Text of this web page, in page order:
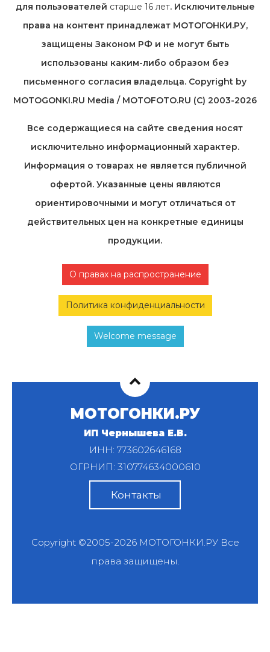
для пользователей старше 16 лет. Исключительные
права на контент принадлежат МОТОГОНКИ.РУ,
защищены Законом РФ и не могут быть
использованы каким-либо образом без
письменного согласия владельца. Copyright by
MOTOGONKI.RU Media / MOTOFOTO.RU (C) 2003-2026
Все содержащиеся на cайте сведения носят
исключительно информационный характер.
Информация о товарах не является публичной
офертой. Указанные цены являются
ориентировочными и могут отличаться от
действительных цен на конкретные единицы
продукции.
О правах на распространение
Политика конфиденциальности
Welcome message
МОТОГОНКИ.РУ
ИП Чернышева Е.В.
ИНН: 773602646168
ОГРНИП: 310774634000610
Контакты
Copyright ©2005-2026 МОТОГОНКИ.РУВсе
права защищены.